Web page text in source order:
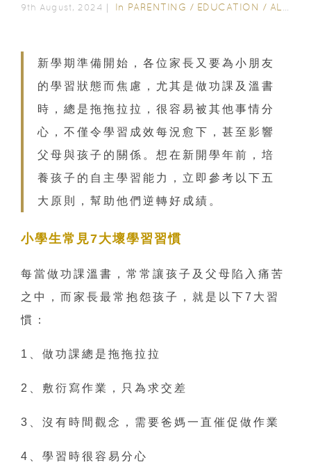
9th August, 2024｜ In PARENTING / EDUCATION / ALL EDUCATION
新學期準備開始，各位家長又要為小朋友
的學習狀態而焦慮，尤其是做功課及溫書
時，總是拖拖拉拉，很容易被其他事情分
心，不僅令學習成效每況愈下，甚至影響
父母與孩子的關係。想在新開學年前，培
養孩子的自主學習能力，立即參考以下五
大原則，幫助他們逆轉好成績。
小學生常見7大壞學習習慣
每當做功課溫書，常常讓孩子及父母陷入痛苦
之中，而家長最常抱怨孩子，就是以下7大習
慣：
1、做功課總是拖拖拉拉
2、敷衍寫作業，只為求交差
3、沒有時間觀念，需要爸媽一直催促做作業
4、學習時很容易分心